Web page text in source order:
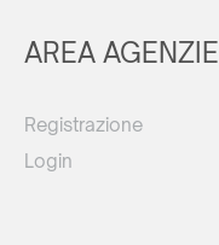
AREA AGENZIE
Registrazione
Login